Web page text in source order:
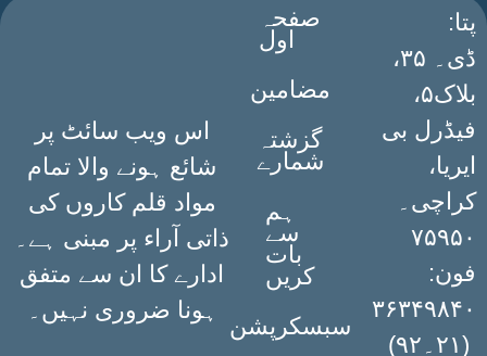
:پتا
ڈی۔ ۳۵،
بلاک۵،
فیڈرل بی
ایریا،
کراچی۔
۷۵۹۵۰
فون:
(۲۱۔۹۲)
صفحہ
اول
مضامین
گزشتہ
شمارے
ہم
سے
بات
کریں
سبسکرپشن
اس ویب سائٹ پر
شائع ہونے والا تمام
مواد قلم کاروں کی
ذاتی آراء پر مبنی ہے۔
ادارے کا ان سے متفق
ہونا ضروری نہیں۔